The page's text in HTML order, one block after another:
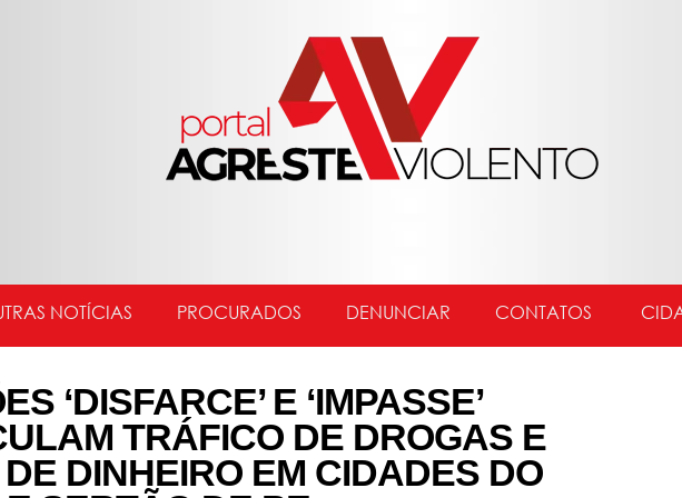
NOTÍCIAS PROCURADOS DENUNCIAR CONTATOS
‘DISFARCE’ E ‘IMPASSE’
TRÁFICO DE DROGAS E
DINHEIRO EM CIDADES DO